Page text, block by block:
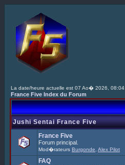
La date/heure actuelle est 07 Ao� 2026, 08:04
France Five Index du Forum
Jushi Sentai France Five
France Five
Forum principal.
Mod�rateurs Burgonde Alex Pilot
FAQ